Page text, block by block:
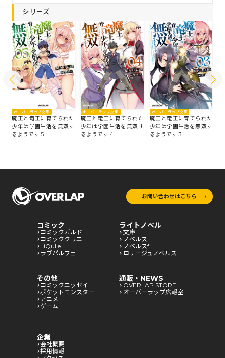
シリーズ
オーバーラップ文庫
魔王と竜王に育てられた
少年は学園生活を無双す
るようです 5
オーバーラップ文庫
魔王と竜王に育てられた
少年は学園生活を無双す
るようです 4
オーバーラップ文庫
魔王と竜王に育てられた
少年は学園生活を無双す
るようです 3
お問い合わせはこちら
コミック
コミックガルド
コミッククリエ
LiQulle
ラブパルフェ
ライトノベル
文庫
ノベルス
ノベルスf
ロサージュノベルス
その他
コミックエッセイ
ポケットモンスター
アニメ
ゲーム
通販・NEWS
OVERLAP STORE
オーバーラップ広報室
企業
会社概要
採用情報